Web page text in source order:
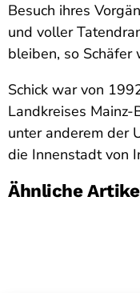
Besuch ihres
und voller
bleiben, so Schäfer
Schick war von
Landkreises
unter anderem der
die Innenstadt von
Ähnliche